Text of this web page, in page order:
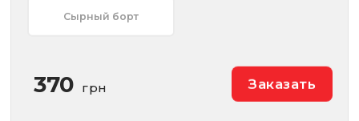
Сырный борт
370 грн Заказать